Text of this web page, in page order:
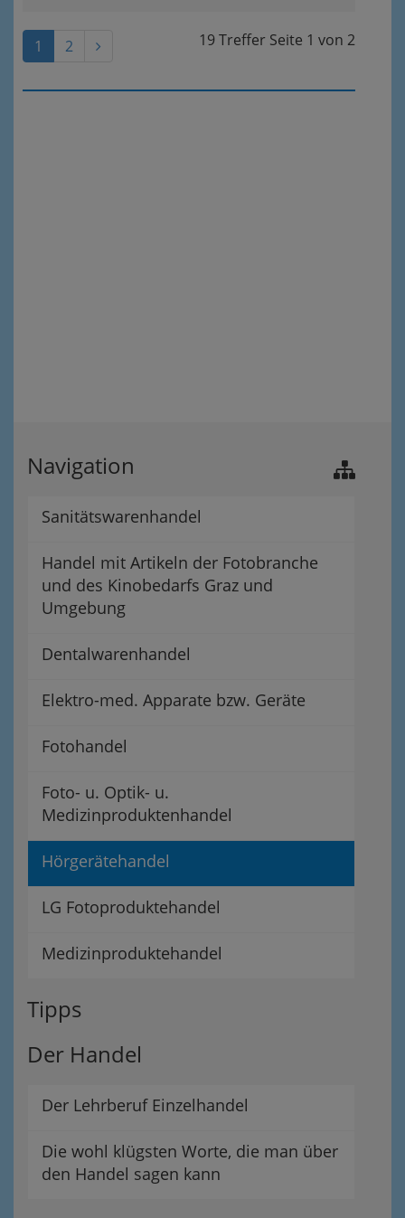
19 Treffer Seite 1 von 2
1 2
Navigation
Sanitätswarenhandel
Handel mit Artikeln der Fotobranche
und des Kinobedarfs Graz und
Umgebung
Dentalwarenhandel
Elektro-med. Apparate bzw. Geräte
Fotohandel
Foto- u. Optik- u.
Medizinproduktenhandel
Hörgerätehandel
LG Fotoproduktehandel
Medizinproduktehandel
Tipps
Der Handel
Der Lehrberuf Einzelhandel
Die wohl klügsten Worte, die man über
den Handel sagen kann